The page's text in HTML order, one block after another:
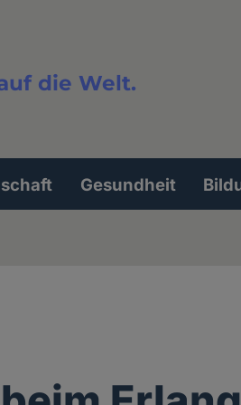
die Welt.
Gesundheit